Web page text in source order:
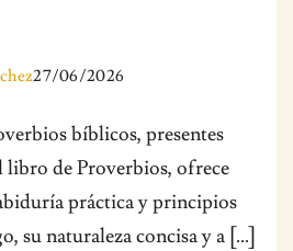
27/06/2026
bíblicos, presentes
libro de Proverbios, ofrece
práctica y principios
su naturaleza concisa y a […]